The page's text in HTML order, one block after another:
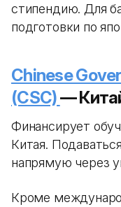
стипендию. Для
подготовки по
Chinese
(CSC)—
Финансирует
Китая.
напрямую через
Кроме